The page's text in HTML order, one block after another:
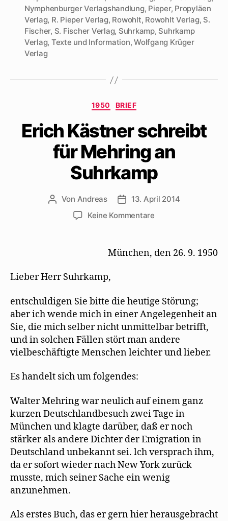
Nymphenburger Verlagshandlung, Pieper, Propyläen
Verlag, R. Pieper Verlag, Rowohlt, Rowohlt Verlag, S.
Fischer, S. Fischer Verlag, Suhrkamp, Suhrkamp
Verlag, Texte und Information,Wolfgang Krüger
Verlag
Kategorien
1950 BRIEF
Erich Kästner schreibt
für Mehring an
Suhrkamp
Beitragsautor
Von Andreas Beitragsdatum
13. April 2014
Keine Kommentarezu
schreibt
München, den 26. 9. 1950
Lieber Herr Suhrkamp,
entschuldigen Sie bitte die heutige Störung;
aber ich wende mich in einer Angelegenheit an
Sie, die mich selber nicht unmittelbar betrifft,
und in solchen Fällen stört man andere
vielbeschäftigte Menschen leichter und lieber.
Es handelt sich um folgendes:
Walter Mehring war neulich auf einem ganz
kurzen Deutschlandbesuch zwei Tage in
München und klagte darüber, daß er noch
stärker als andere Dichter der Emigration in
Deutschland unbekannt sei. lch versprach ihm,
da er sofort wieder nach New York zurück
musste, mich seiner Sache ein wenig
anzunehmen.
Als erstes Buch, das er gern hier herausgebracht